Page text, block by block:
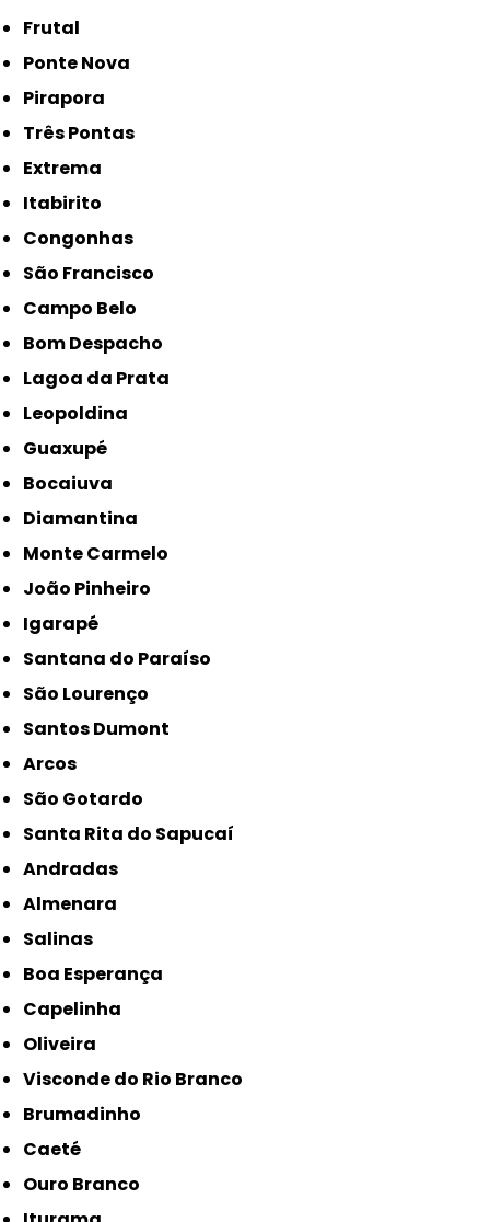
Frutal
Ponte Nova
Pirapora
Três Pontas
Extrema
Itabirito
Congonhas
São Francisco
Campo Belo
Bom Despacho
Lagoa da Prata
Leopoldina
Guaxupé
Bocaiuva
Diamantina
Monte Carmelo
João Pinheiro
Igarapé
Santana do Paraíso
São Lourenço
Santos Dumont
Arcos
São Gotardo
Santa Rita do Sapucaí
Andradas
Almenara
Salinas
Boa Esperança
Capelinha
Oliveira
Visconde do Rio Branco
Brumadinho
Caeté
Ouro Branco